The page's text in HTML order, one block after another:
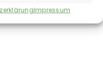
Impressum